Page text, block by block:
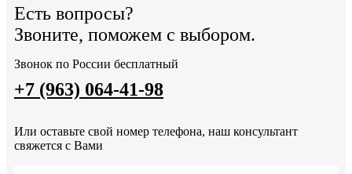
Есть вопросы?
Звоните, поможем с выбором.
Звонок по России бесплатный
+7 (963) 064-41-98
Или оставьте свой номер телефона, наш консультант
свяжется с Вами